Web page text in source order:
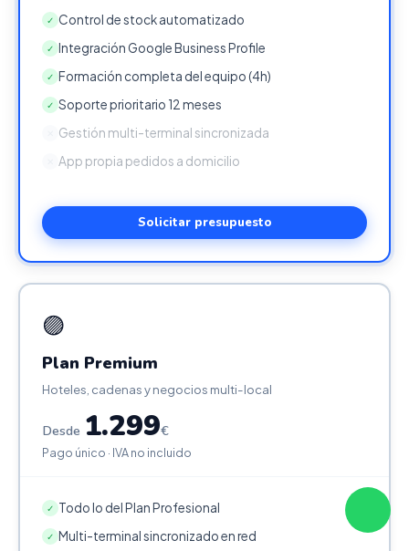
✓ Control de stock automatizado
✓ Integración Google Business Profile
✓ Formación completa del equipo (4h)
✓ Soporte prioritario 12 meses
Gestión multi-terminal sincronizada
App propia pedidos a domicilio
Solicitar presupuesto
🟣
Plan Premium
Hoteles, cadenas y negocios multi-local
Desde 1.299€
Pago único · IVA no incluido
✓ Todo lo del Plan Profesional
✓ Multi-terminal sincronizado en red